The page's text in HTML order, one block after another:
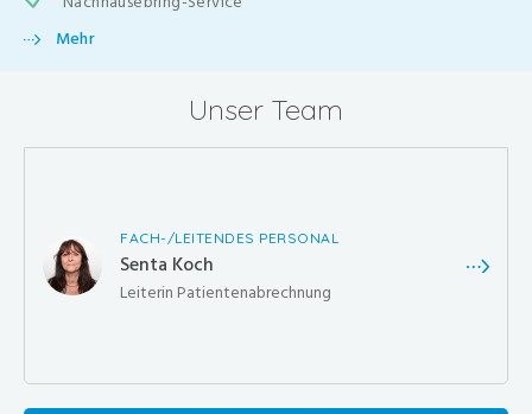
Mehr
Unser Team
FACH-/LEITENDES PERSONAL
Senta Koch
Leiterin Patientenabrechnung